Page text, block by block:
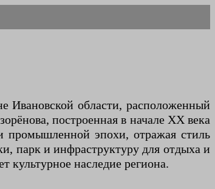
Ивановской области, расположенный
построенная в начале XX века
промышленной эпохи, отражая стиль
парк и инфраструктуру для отдыха и
культурное наследие региона.